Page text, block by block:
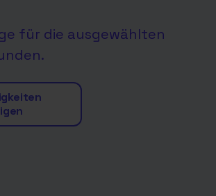
für die ausgewählten